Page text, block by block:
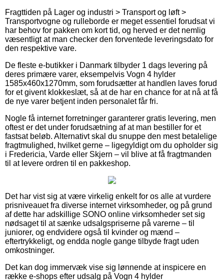
Fragttiden på Lager og industri > Transport og løft >
Transportvogne og rulleborde er meget essentiel forudsat vi
har behov for pakken om kort tid, og herved er det nemlig
væsentligt at man checker den forventede leveringsdato for
den respektive vare.
De fleste e-butikker i Danmark tilbyder 1 dags levering på
deres primære varer, eksempelvis Vogn 4 hylder
1585x460x1270mm, som forudsætter at handlen laves forud
for et givent klokkeslæt, så at de har en chance for at nå at få
de nye varer betjent inden personalet får fri.
Nogle få internet forretninger garanterer gratis levering, men
oftest er det under forudsætning af at man bestiller for et
fastsat beløb. Alternativt skal du snuppe den mest betalelige
fragtmulighed, hvilket gerne – ligegyldigt om du opholder sig
i Fredericia, Varde eller Skjern – vil blive at få fragtmanden
til at levere ordren til en pakkeshop.
Det har vist sig at være virkelig enkelt for os alle at vurdere
prisniveauet fra diverse internet virksomheder, og på grund
af dette har adskillige SONO online virksomheder set sig
nødsaget til at sænke udsalgspriserne på varerne – til
juniorer, og endvidere også til kvinder og mænd –
eftertrykkeligt, og endda nogle gange tilbyde fragt uden
omkostninger.
Det kan dog immervæk vise sig lønnende at inspicere en
række e-shops efter udsalg på Vogn 4 hylder